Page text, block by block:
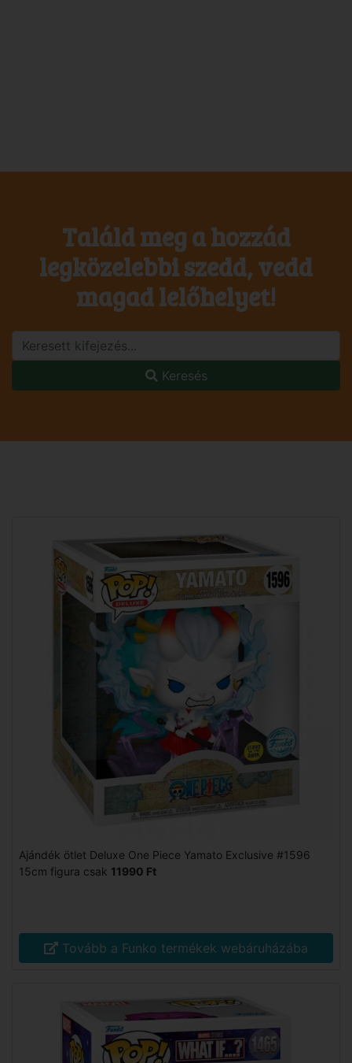
Találd meg a hozzád
legközelebbi szedd, vedd
magad lelőhelyet!
Keresés
Ajándék ötlet Deluxe One Piece Yamato Exclusive #1596
15cm figura csak 11990 Ft
Tovább a Funko termékek webáruházába